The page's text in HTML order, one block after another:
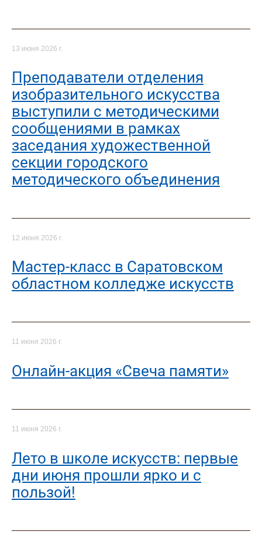
13 июня 2026 г.
Преподаватели отделения
изобразительного искусства
выступили с методическими
сообщениями в рамках
заседания художественной
секции городского
методического объединения
12 июня 2026 г.
Мастер-класс в Саратовском
областном колледже искусств
11 июня 2026 г.
Онлайн-акция «Свеча памяти»
11 июня 2026 г.
Лето в школе искусств: первые
дни июня прошли ярко и с
пользой!